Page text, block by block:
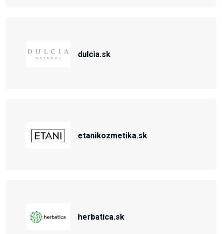
dulcia.sk
etanikozmetika.sk
herbatica.sk